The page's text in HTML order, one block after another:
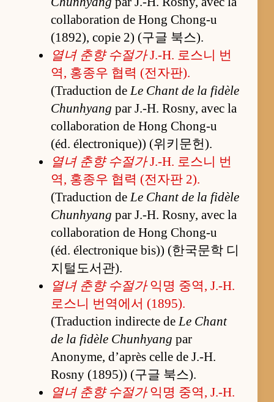
collaboration de Hong Chong-u
(1892), copie 2) (구글 북스).
열녀 춘향 수절가J.-H. 로스니 번
역, 홍종우 협력 (전자판).
(Traduction deLe Chant de la fidèle
Chunhyang par J.-H. Rosny, avec la
collaboration de Hong Chong-u
(éd. électronique)) (위키문헌).
열녀 춘향 수절가J.-H. 로스니 번
역, 홍종우 협력 (전자판 2).
(Traduction deLe Chant de la fidèle
Chunhyang par J.-H. Rosny, avec la
collaboration de Hong Chong-u
(éd. électronique bis)) (한국문학 디
지털도서관).
열녀 춘향 수절가익명 중역, J.-H.
로스니 번역에서 (1895).
(Traduction indirecte deLe Chant
de la fidèle Chunhyang par
Anonyme, d’après celle de J.-H.
Rosny (1895)) (구글 북스).
열녀 춘향 수절가익명 중역, J.-H.